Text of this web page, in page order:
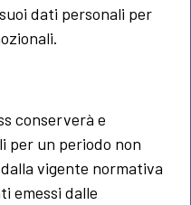
dati personali per
conserverà e
per un periodo non
vigente normativa
emessi dalle